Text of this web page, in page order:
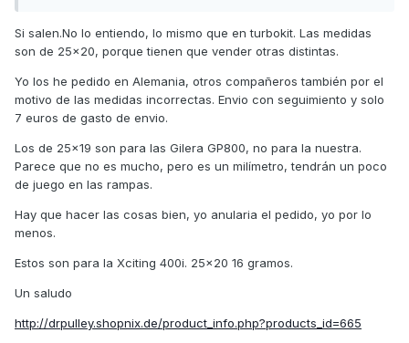
Si salen.No lo entiendo, lo mismo que en turbokit. Las medidas
son de 25x20, porque tienen que vender otras distintas.
Yo los he pedido en Alemania, otros compañeros también por el
motivo de las medidas incorrectas. Envio con seguimiento y solo
7 euros de gasto de envio.
Los de 25x19 son para las Gilera GP800, no para la nuestra.
Parece que no es mucho, pero es un milímetro, tendrán un poco
de juego en las rampas.
Hay que hacer las cosas bien, yo anularia el pedido, yo por lo
menos.
Estos son para la Xciting 400i. 25x20 16 gramos.
Un saludo
http://drpulley.shopnix.de/product_info.php?products_id=665